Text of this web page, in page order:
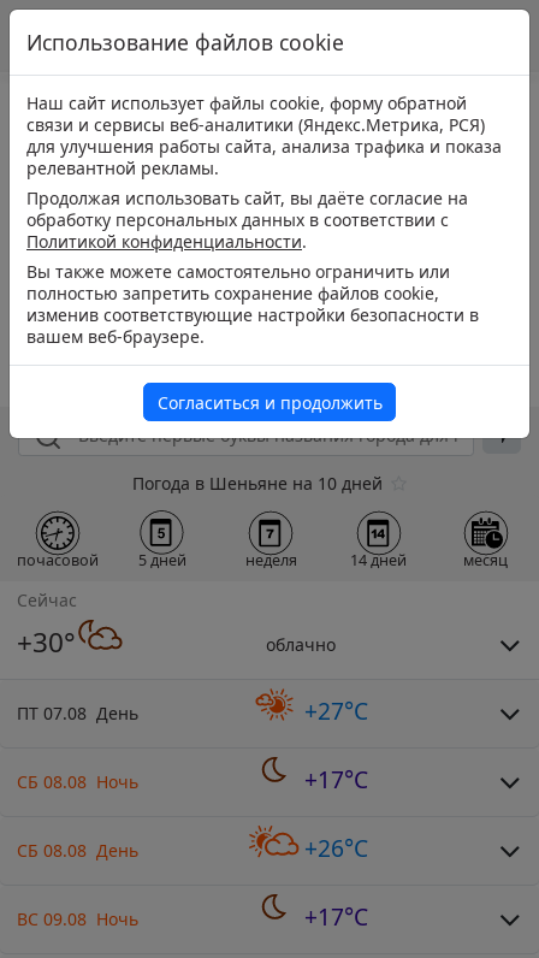
Погода в Шеньяне на 10 дней
почасовой 5 дней неделя 14 дней месяц
Сейчас
+30° облачно
ПТ 07.08 День +27°C
СБ 08.08 Ночь +17°C
СБ 08.08 День +26°C
ВС 09.08 Ночь +17°C
Использование файлов cookie
Наш сайт использует файлы cookie, форму обратной
связи и сервисы веб-аналитики (Яндекс.Метрика, РСЯ)
для улучшения работы сайта, анализа трафика и показа
релевантной рекламы.
Продолжая использовать сайт, вы даёте согласие на
обработку персональных данных в соответствии с
Политикой конфиденциальности.
Вы также можете самостоятельно ограничить или
полностью запретить сохранение файлов cookie,
изменив соответствующие настройки безопасности в
вашем веб-браузере.
Согласиться и продолжить